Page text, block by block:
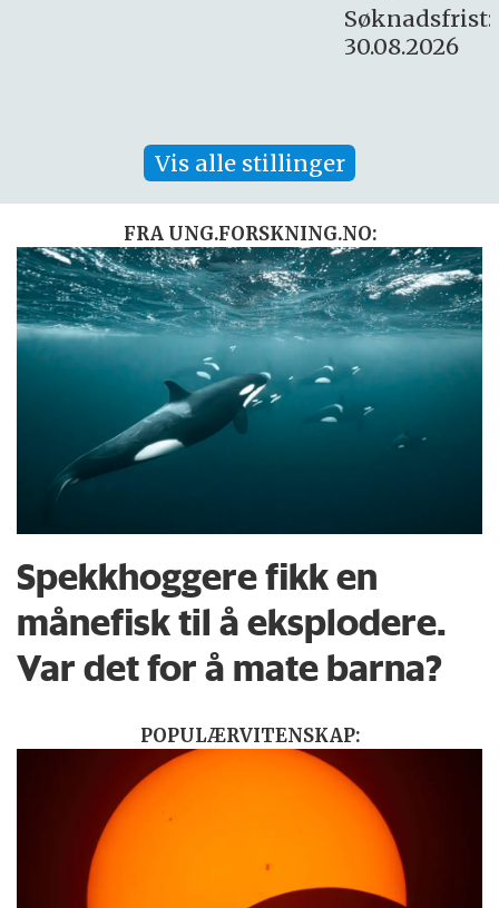
Vis alle stillinger
FRA UNG.FORSKNING.NO:
Spekkhoggere fikk en
månefisk til å eksplodere.
Var det for å mate barna?
POPULÆRVITENSKAP: